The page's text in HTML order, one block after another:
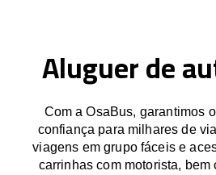
Aluguer de
Com a OsaBus, garantimos
confiança para milhares de
viagens em grupo fáceis e
carrinhas com motorista,